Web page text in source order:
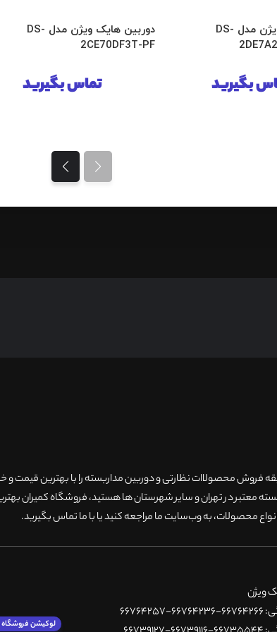
دوربین هایک ویژن مدل DS-
بگیرید
دوربین هایک ویژن مدل DS-
2CE70DF3T-PF
تماس بگیرید
با ۲۰سال سابقه فروش محصولاات نظارتی و دوربین مداربسته را با
معتبر در تهران و سایر شهرستان ها هستید، فروشگاه کمیران
محصولات، به وب‌سایت ما مراجعه کنید یا با ما تماس بگیرید.
ویژن
لوکیشن